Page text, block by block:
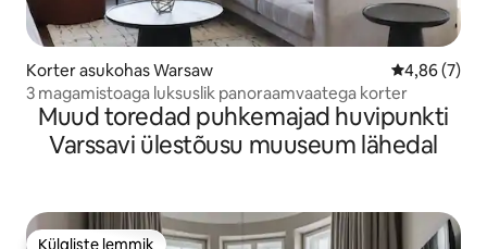
Korter asukohas Warsaw Keskmine
4,86 (7)
3 magamistoaga luksuslik panoraamvaatega korter
Muud toredad puhkemajad huvipunkti
Varssavi ülestõusu muuseum lähedal
Külaliste lemmik